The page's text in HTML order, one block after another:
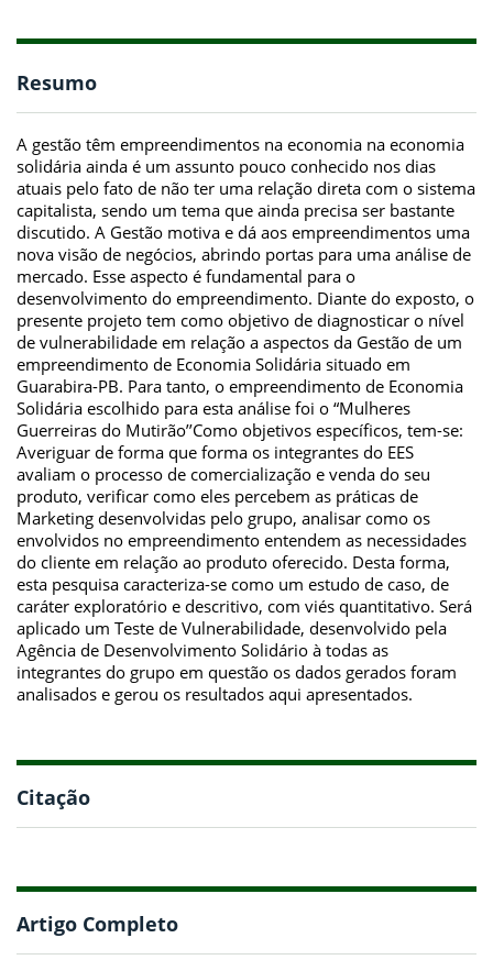
Resumo
A gestão têm empreendimentos na economia na economia
solidária ainda é um assunto pouco conhecido nos dias
atuais pelo fato de não ter uma relação direta com o sistema
capitalista, sendo um tema que ainda precisa ser bastante
discutido. A Gestão motiva e dá aos empreendimentos uma
nova visão de negócios, abrindo portas para uma análise de
mercado. Esse aspecto é fundamental para o
desenvolvimento do empreendimento. Diante do exposto, o
presente projeto tem como objetivo de diagnosticar o nível
de vulnerabilidade em relação a aspectos da Gestão de um
empreendimento de Economia Solidária situado em
Guarabira-PB. Para tanto, o empreendimento de Economia
Solidária escolhido para esta análise foi o “Mulheres
Guerreiras do Mutirão’’Como objetivos específicos, tem-se:
Averiguar de forma que forma os integrantes do EES
avaliam o processo de comercialização e venda do seu
produto, verificar como eles percebem as práticas de
Marketing desenvolvidas pelo grupo, analisar como os
envolvidos no empreendimento entendem as necessidades
do cliente em relação ao produto oferecido. Desta forma,
esta pesquisa caracteriza-se como um estudo de caso, de
caráter exploratório e descritivo, com viés quantitativo. Será
aplicado um Teste de Vulnerabilidade, desenvolvido pela
Agência de Desenvolvimento Solidário à todas as
integrantes do grupo em questão os dados gerados foram
analisados e gerou os resultados aqui apresentados.
Citação
Artigo Completo